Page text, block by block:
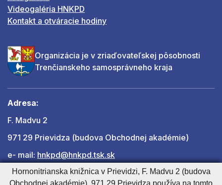
Videogaléria HNKPD
Kontakt a otváracie hodiny
Organizácia je v zriaďovateľskej pôsobnosti
Trenčianskeho samosprávneho kraja
Adresa:
F. Madvu 2
971 29 Prievidza (budova Obchodnej akadémie)
e- mail: hnkpd@hnkpd.tsk.sk
Hornonitrianska knižnica v Prievidzi, F. Madvu 2 (budova
Obchodnej akadémie), 971 29 Prievidza používa na tomto